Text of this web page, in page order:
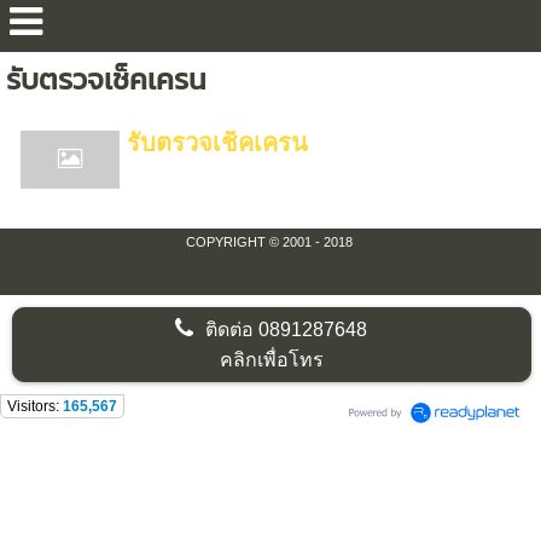
รับตรวจเช็คเครน
รับตรวจเช็คเครน
COPYRIGHT © 2001 - 2018
ติดต่อ0891287648
คลิกเพื่อโทร
Visitors: 165,567